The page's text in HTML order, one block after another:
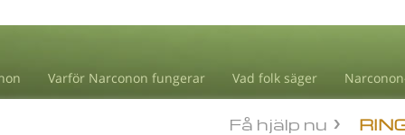
Varför Narconon fungerar Vad folk säger
Få hjälp nu